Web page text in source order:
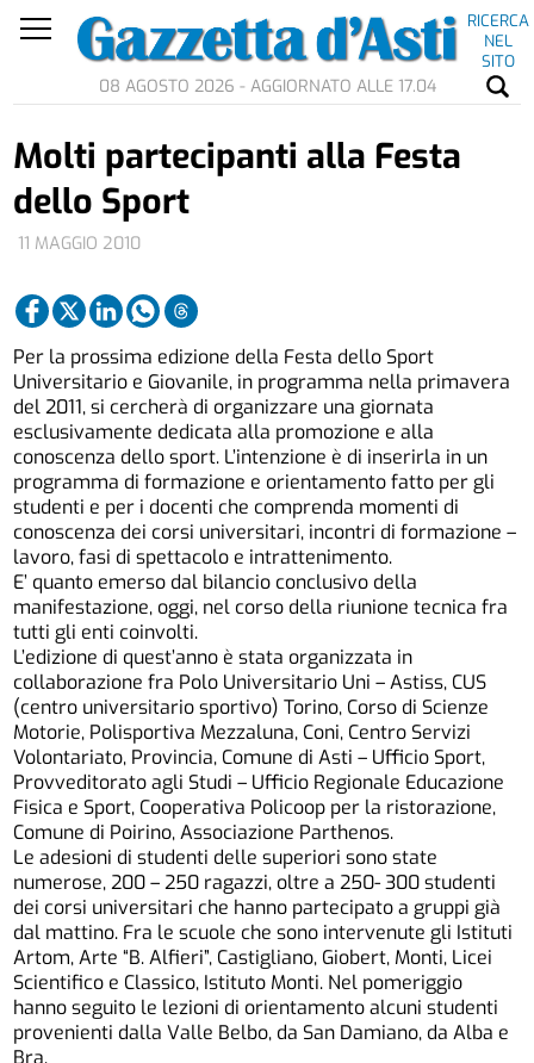
RICERCA
NEL
SITO
08 AGOSTO 2026 - AGGIORNATO ALLE 17.04
11 MAGGIO 2010
Molti partecipanti alla Festa
dello Sport
Per la prossima edizione della Festa dello Sport
Universitario e Giovanile, in programma nella primavera
del 2011, si cercherà di organizzare una giornata
esclusivamente dedicata alla promozione e alla
conoscenza dello sport. L’intenzione è di inserirla in un
programma di formazione e orientamento fatto per gli
studenti e per i docenti che comprenda momenti di
conoscenza dei corsi universitari, incontri di formazione –
lavoro, fasi di spettacolo e intrattenimento.
E’ quanto emerso dal bilancio conclusivo della
manifestazione, oggi, nel corso della riunione tecnica fra
tutti gli enti coinvolti.
L’edizione di quest’anno è stata organizzata in
collaborazione fra Polo Universitario Uni – Astiss, CUS
(centro universitario sportivo) Torino, Corso di Scienze
Motorie, Polisportiva Mezzaluna, Coni, Centro Servizi
Volontariato, Provincia, Comune di Asti – Ufficio Sport,
Provveditorato agli Studi – Ufficio Regionale Educazione
Fisica e Sport, Cooperativa Policoop per la ristorazione,
Comune di Poirino, Associazione Parthenos.
Le adesioni di studenti delle superiori sono state
numerose, 200 – 250 ragazzi, oltre a 250- 300 studenti
dei corsi universitari che hanno partecipato a gruppi già
dal mattino. Fra le scuole che sono intervenute gli Istituti
Artom, Arte “B. Alfieri”, Castigliano, Giobert, Monti, Licei
Scientifico e Classico, Istituto Monti. Nel pomeriggio
hanno seguito le lezioni di orientamento alcuni studenti
provenienti dalla Valle Belbo, da San Damiano, da Alba e